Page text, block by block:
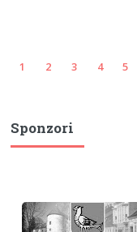
1 2 3 4 5
Sponzori